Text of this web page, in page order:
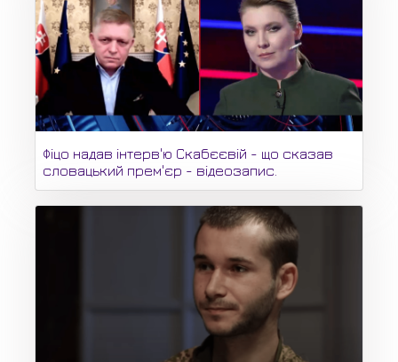
Фіцо надав інтерв'ю Скабєєвій - що сказав
словацький прем'єр - відеозапис.